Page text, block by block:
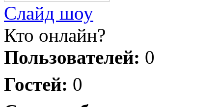
Слайд шоу
Кто онлайн?
Пользователей: 0
Гостей: 0